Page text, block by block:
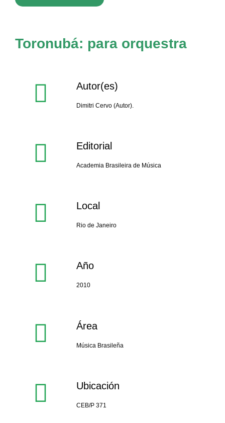
Toronubá: para orquestra
Autor(es)
Dimitri Cervo (Autor).
Editorial
Academia Brasileira de Música
Local
Rio de Janeiro
Año
2010
Área
Música Brasileña
Ubicación
CEB/P 371